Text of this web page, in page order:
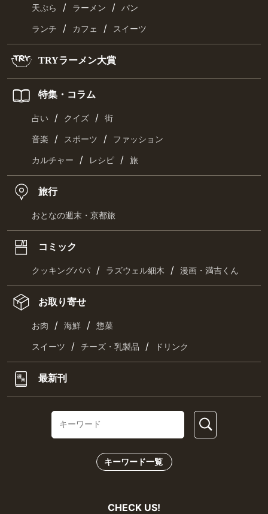
天ぷら / ラーメン / パン
ランチ / カフェ / スイーツ
TRYラーメン大賞
特集・コラム
占い / クイズ / 街
音楽 / スポーツ / ファッション
カルチャー / レシピ / 旅
旅行
おとなの週末・京都旅
コミック
クッキングパパ / ラズウェル細木 / 漫画・満吉くん
お取り寄せ
お肉 / 海鮮 / 惣菜
スイーツ / チーズ・乳製品 / ドリンク
最新刊
キーワード一覧
CHECK US!